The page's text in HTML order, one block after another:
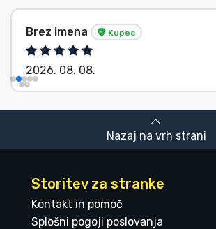
Brez imena Kupec
2026. 08. 08.
Nazaj na vrh strani
Storitev za stranke
Kontakt in pomoč
Splošni pogoji poslovanja